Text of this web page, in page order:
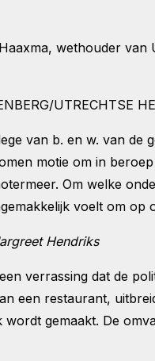
wethouder van
UTRECHTSE
van b. en w. van de
motie om in
Om welke
voelt om op
Hendriks
verrassing dat de
een restaurant,
wordt gemaakt. De